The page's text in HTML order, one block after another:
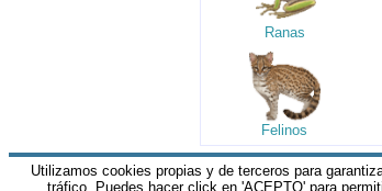
Utilizamos cookies propias y de terceros para
tráfico. Puedes hacer click en 'ACEPTO' para
Ranas
Felinos
HGM Network.com||